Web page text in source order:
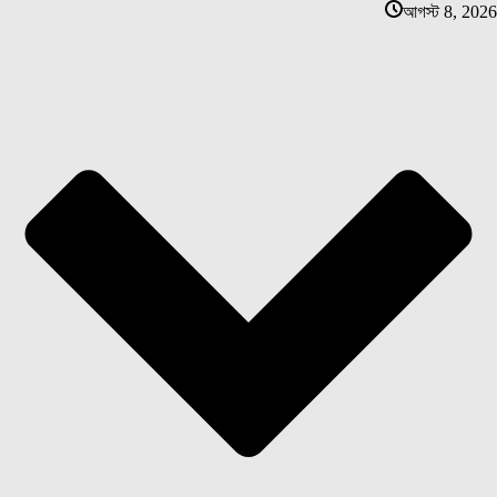
আগস্ট 8, 2026